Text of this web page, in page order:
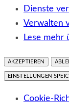
Dienste
Verwalten
Lese mehr
AKZEPTIEREN
EINSTELLUNGEN
Cookie-